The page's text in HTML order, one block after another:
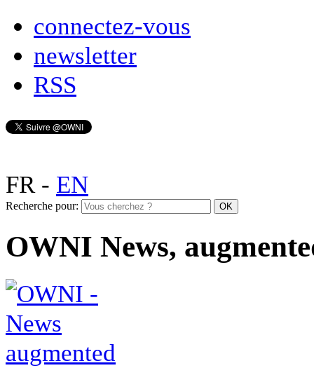
connectez-vous
newsletter
RSS
FR- EN
Recherche pour:
OWNI News,